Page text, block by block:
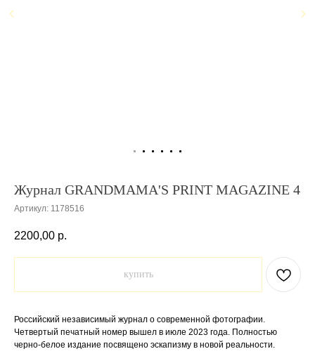
Журнал GRANDMAMA'S PRINT MAGAZINE 4
Артикул: 1178516
2200,00 р.
купить
Российский независимый журнал о современной фотографии.
Четвертый печатный номер вышел в июле 2023 года. Полностью
черно-белое издание посвящено эскапизму в новой реальности.